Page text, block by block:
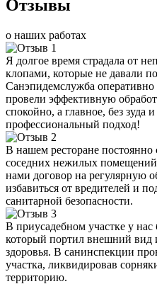
Отзывы
о наших работах
Я долгое время страдала от
клопами, которые не давали
Санэпидемслужба
провели эффективную
спокойно, а главное, без зуда
профессиональный подход!
В нашем ресторане постоянно
соседних нежилых
нами договор на регулярную
избавиться от вредителей и
санитарной безопасности.
В приусадебном участке у
который портил внешний вид
здоровья. В санинспекции
участка, ликвидировав
территорию.